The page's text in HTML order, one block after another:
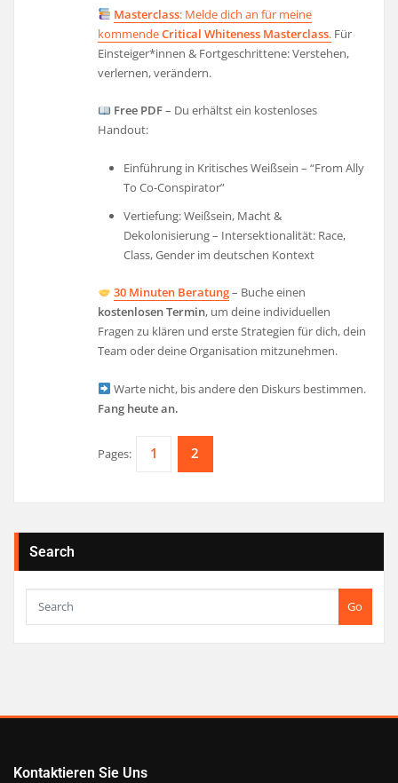
Masterclass: Melde dich an für meine
kommendeCritical Whiteness Masterclass. Für
Einsteiger*innen & Fortgeschrittene: Verstehen,
verlernen, verändern.
Free PDF– Du erhältst ein kostenloses
Handout:
Einführung in Kritisches Weißsein – “From Ally
To Co-Conspirator”
Vertiefung: Weißsein, Macht &
Dekolonisierung – Intersektionalität: Race,
Class, Gender im deutschen Kontext
30 Minuten Beratung– Buche einen
kostenlosen Termin, um deine individuellen
Fragen zu klären und erste Strategien für dich, dein
Team oder deine Organisation mitzunehmen.
Warte nicht, bis andere den Diskurs bestimmen.
Fang heute an.
Pages: 1 2
Search
Go
Kontaktieren Sie Uns